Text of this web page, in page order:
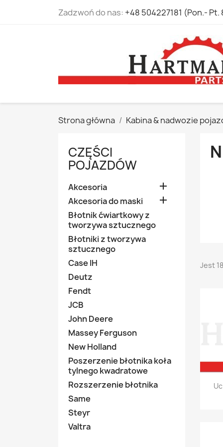
Zadzwoń do nas: +48 504227181 (Pon.-
Strona główna Kabina & nadwozie
CZĘŚCI
POJAZDÓW
Akcesoria 
Akcesoria do maski 
Błotnik ćwiartkowy z
tworzywa sztucznego
Błotniki z tworzywa
sztucznego
Case IH
Deutz
Fendt
JCB
John Deere
Massey Ferguson
New Holland
Poszerzenie błotnika koła
tylnego kwadratowe
Rozszerzenie błotnika
Same
Steyr
Valtra
Jest